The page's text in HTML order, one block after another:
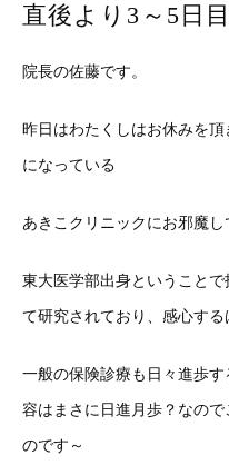
直後より3～5日
院長の佐藤です。
昨日はわたくしはお休みを
になっている
あきこクリニックにお邪魔し
東大医学部出身ということ
て研究されており、感心する
一般の保険診療も日々進歩
容はまさに日進月歩？なの
のです～